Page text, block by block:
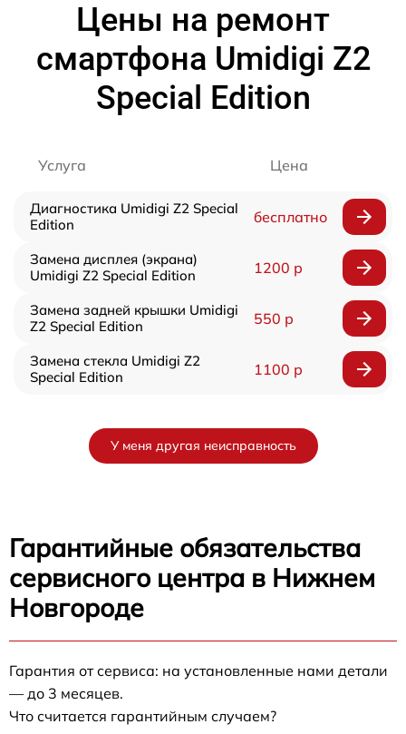
Цены на ремонт
смартфона Umidigi Z2
Special Edition
Услуга Цена
Диагностика Umidigi Z2 Special
Edition
бесплатно
Замена дисплея (экрана)
Umidigi Z2 Special Edition
1200 р
Замена задней крышки Umidigi
Z2 Special Edition
550 р
Замена стекла Umidigi Z2
Special Edition
1100 р
У меня другая неисправность
Гарантийные обязательства
сервисного центра в Нижнем
Новгороде
Гарантия от сервиса: на установленные нами детали
— до 3 месяцев.
Что считается гарантийным случаем?